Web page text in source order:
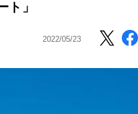
」
2022/05/23